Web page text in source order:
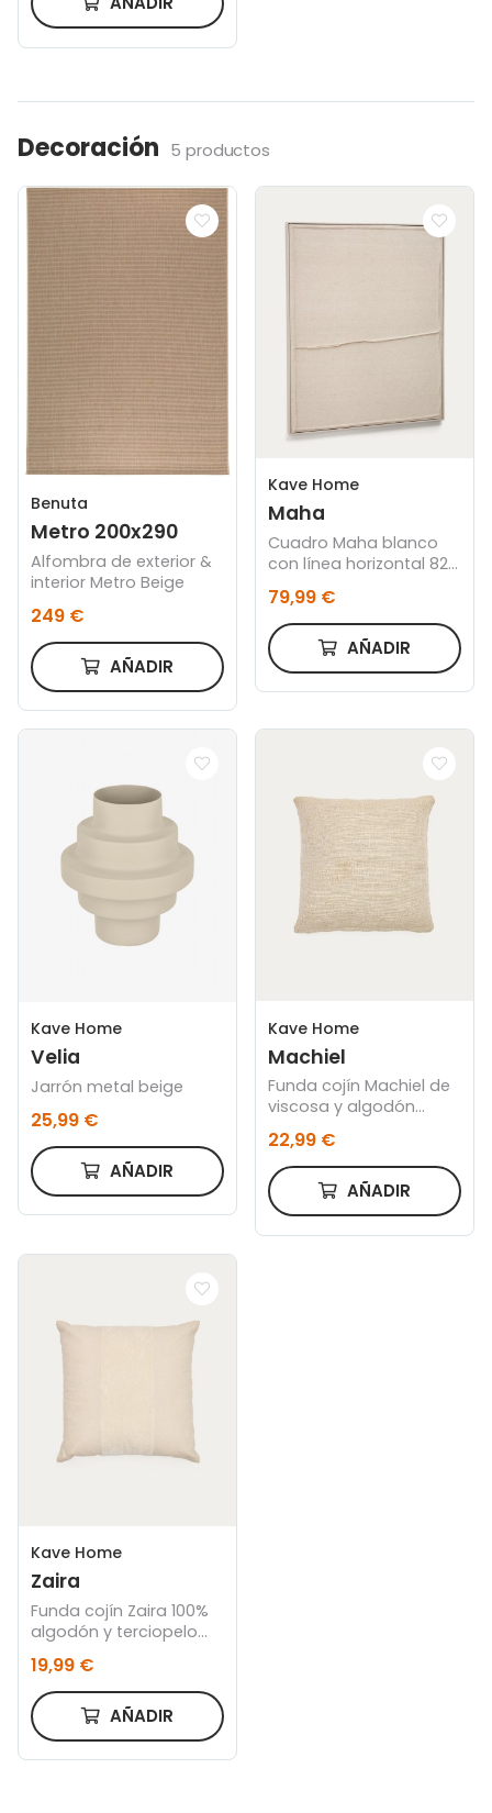
Decoración 5 productos
Benuta
Metro 200x290
Alfombra de exterior &
interior Metro Beige
249 €
AÑADIR
Kave Home
Maha
Cuadro Maha blanco
con línea horizontal 82 x
102 cm
79,99 €
AÑADIR
Kave Home
Velia
Jarrón metal beige
25,99 €
AÑADIR
Kave Home
Machiel
Funda cojín Machiel de
viscosa y algodón
natural y blanco 50 x
50 cm
22,99 €
AÑADIR
Kave Home
Zaira
Funda cojín Zaira 100%
algodón y terciopelo
blanco 45 x 45 cm
19,99 €
AÑADIR